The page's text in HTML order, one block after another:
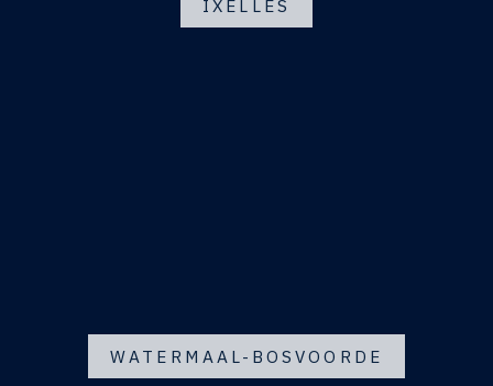
IXELLES
WATERMAAL-BOSVOORDE